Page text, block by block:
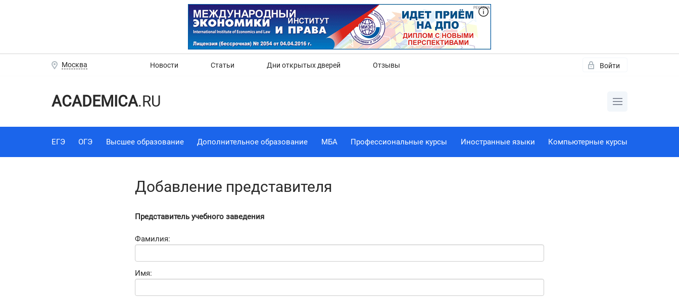
Москва Новости Статьи Дни открытых дверей Отзывы Войти
ACADEMICA.RU
ЕГЭ ОГЭ Высшее образование Дополнительное образование МБА Профессиональные курсы Иностранные языки Компьютерные курсы
Добавление представителя
Представитель учебного заведения
Фамилия:
Имя:
Нет